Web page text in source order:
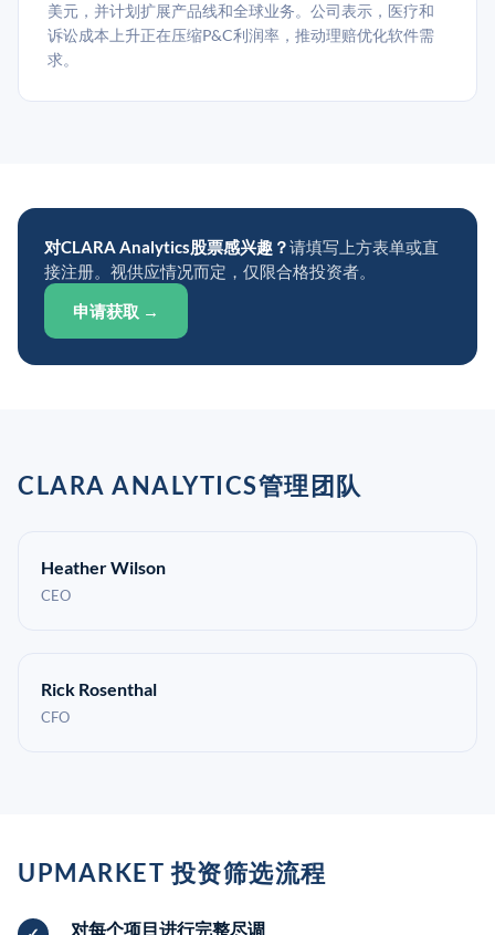
美元，并计划扩展产品线和全球业务。公司表示，医疗和
诉讼成本上升正在压缩P&C利润率，推动理赔优化软件需
求。
对CLARA Analytics股票感兴趣？请填写上方表单或直
接注册。视供应情况而定，仅限合格投资者。
申请获取 →
CLARA ANALYTICS管理团队
Heather Wilson
CEO
Rick Rosenthal
CFO
UPMARKET 投资筛选流程
对每个项目进行完整尽调